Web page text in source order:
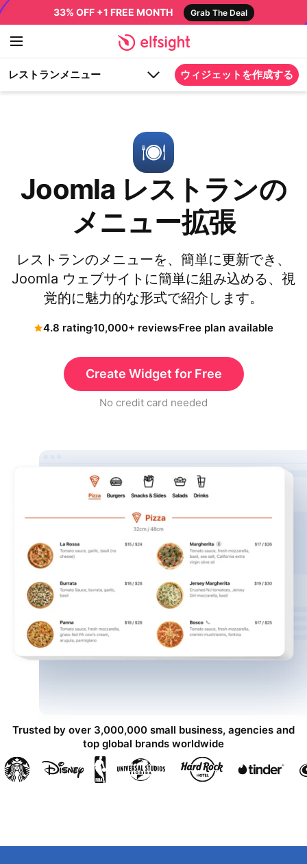
33% OFF +1 FREE MONTH Grab The Deal
レストランメニュー ウィジェットを作成する
Joomla レストランの
メニュー拡張
レストランのメニューを、簡単に更新でき、
Joomla ウェブサイトに簡単に組み込める、視
覚的に魅力的な形式で紹介します。
4.8 rating10,000+ reviewsFree plan available
Create Widget for Free
No credit card needed
Trusted by over 3,000,000 small business, agencies and
top global brands worldwide